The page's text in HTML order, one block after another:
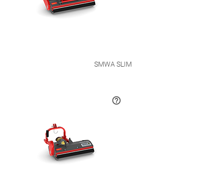
SMWA SLIM